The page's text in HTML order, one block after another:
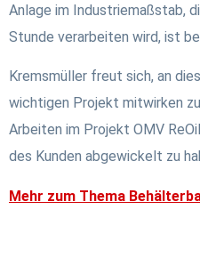
Anlage im Industriemaßstab,
Stunde verarbeiten wird, ist
Kremsmüller freut sich, an
wichtigen Projekt mitwirken
Arbeiten im Projekt OMV
des Kunden abgewickelt zu
Mehr zum Thema